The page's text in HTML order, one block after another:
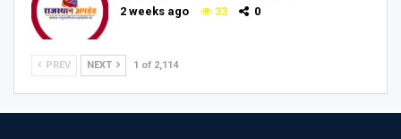
2 weeks ago 33 0
PREV NEXT 1 of 2,114